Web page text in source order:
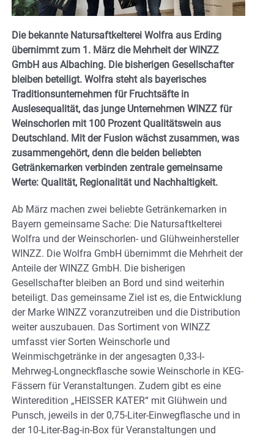
Die bekannte Natursaftkelterei Wolfra aus Erding
übernimmt zum 1. März die Mehrheit der WINZZ
GmbH aus Albaching. Die bisherigen Gesellschafter
bleiben beteiligt. Wolfra steht als bayerisches
Traditionsunternehmen für Fruchtsäfte in
Auslesequalität, das junge Unternehmen WINZZ für
Weinschorlen mit 100 Prozent Qualitätswein aus
Deutschland. Mit der Fusion wächst zusammen, was
zusammengehört, denn die beiden beliebten
Getränkemarken verbinden zentrale gemeinsame
Werte: Qualität, Regionalität und Nachhaltigkeit.
Ab März machen zwei beliebte Getränkemarken in
Bayern gemeinsame Sache: Die Natursaftkelterei
Wolfra und der Weinschorlen- und Glühweinhersteller
WINZZ. Die Wolfra GmbH übernimmt die Mehrheit der
Anteile der WINZZ GmbH. Die bisherigen
Gesellschafter bleiben an Bord und sind weiterhin
beteiligt. Das gemeinsame Ziel ist es, die Entwicklung
der Marke WINZZ voranzutreiben und die Distribution
weiter auszubauen. Das Sortiment von WINZZ
umfasst vier Sorten Weinschorle und
Weinmischgetränke in der angesagten 0,33-l-
Mehrweg-Longneckflasche sowie Weinschorle in KEG-
Fässern für Veranstaltungen. Zudem gibt es eine
Winteredition „HEISSER KATER“ mit Glühwein und
Punsch, jeweils in der 0,75-Liter-Einwegflasche und in
der 10-Liter-Bag-in-Box für Veranstaltungen und